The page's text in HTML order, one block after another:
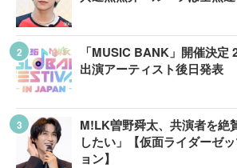
「MUSIC BANK」開催決定
出演アーティスト後日発表
M!LK曽野舜太、共演者を絶
したい」【仮面ライダーゼ
ョン】